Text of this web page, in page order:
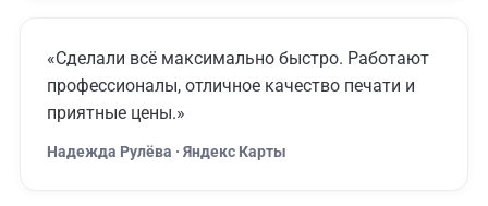
«Сделали всё максимально быстро. Работают
профессионалы, отличное качество печати и
приятные цены.»
Надежда Рулёва · Яндекс Карты